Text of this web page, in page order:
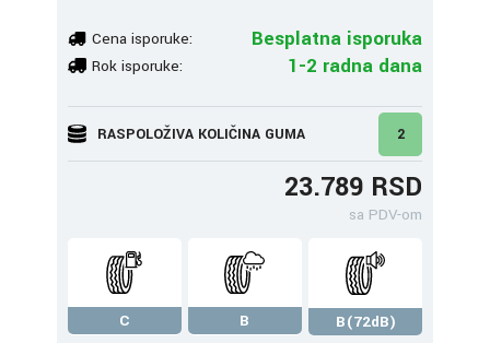
Cena isporuke: Besplatna isporuka
Rok isporuke: 1-2 radna dana
RASPOLOŽIVA KOLIČINA GUMA 2
23.789 RSD
sa PDV-om
C B
B(72dB)